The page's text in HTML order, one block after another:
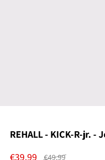
REHALL - KICK-R-jr. -
€39,99
€49,99